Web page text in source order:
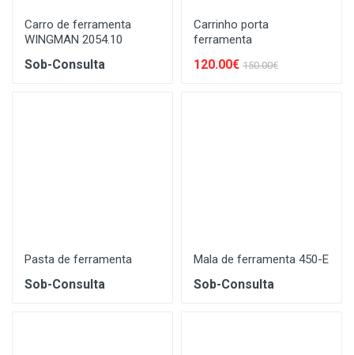
Carro de ferramenta
WINGMAN 2054.10
Sob-Consulta
Carrinho porta
ferramenta
120.00€ 150.00€
Pasta de ferramenta
Sob-Consulta
Mala de ferramenta 450-E
Sob-Consulta